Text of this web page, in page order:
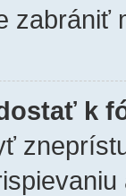
zabrániť
k